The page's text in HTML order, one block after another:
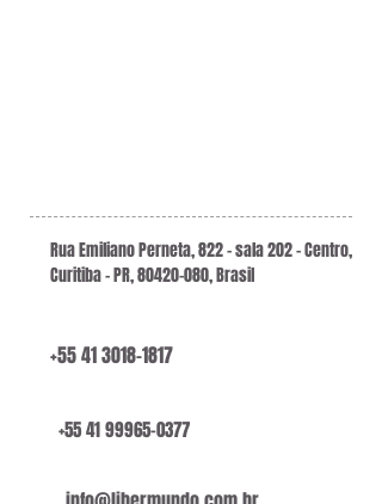
Rua Emiliano Perneta, 822 - sala 202 - Centro,
Curitiba - PR,80420-080, Brasil
+55 41 3018-1817
+55 41 99965-0377